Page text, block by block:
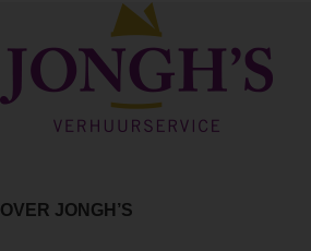
OVER JONGH’S